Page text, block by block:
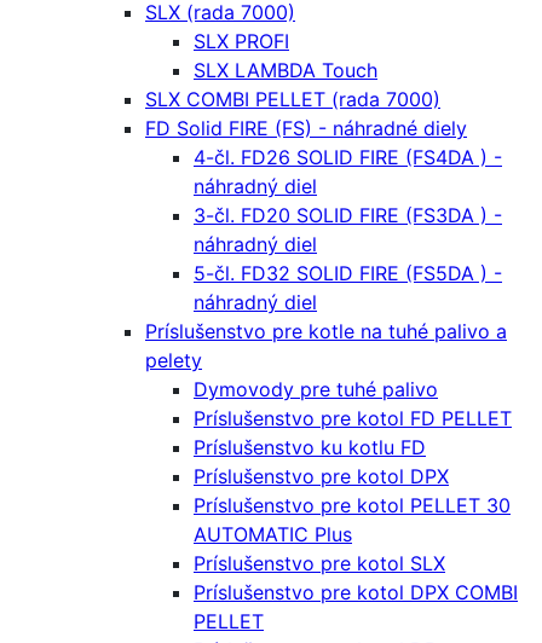
SLX (rada 7000)
SLX PROFI
SLX LAMBDA Touch
SLX COMBI PELLET (rada 7000)
FD Solid FIRE (FS) - náhradné diely
4-čl. FD26 SOLID FIRE (FS4DA ) -
náhradný diel
3-čl. FD20 SOLID FIRE (FS3DA ) -
náhradný diel
5-čl. FD32 SOLID FIRE (FS5DA ) -
náhradný diel
Príslušenstvo pre kotle na tuhé palivo a
pelety
Dymovody pre tuhé palivo
Príslušenstvo pre kotol FD PELLET
Príslušenstvo ku kotlu FD
Príslušenstvo pre kotol DPX
Príslušenstvo pre kotol PELLET 30
AUTOMATIC Plus
Príslušenstvo pre kotol SLX
Príslušenstvo pre kotol DPX COMBI
PELLET